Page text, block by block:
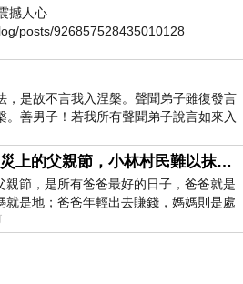
撼人心
posts/926857528435010128
，是故不言我入涅槃。聲聞弟子雖復發言
。善男子！若我所有聲聞弟子說言如來入
八八風災上的父親節，小林村民難以抹滅的痛
親節，是所有爸爸最好的日子，爸爸就是
就是地；爸爸年輕出去賺錢，媽媽則是處
職業不分高低貴賤，只有人品才